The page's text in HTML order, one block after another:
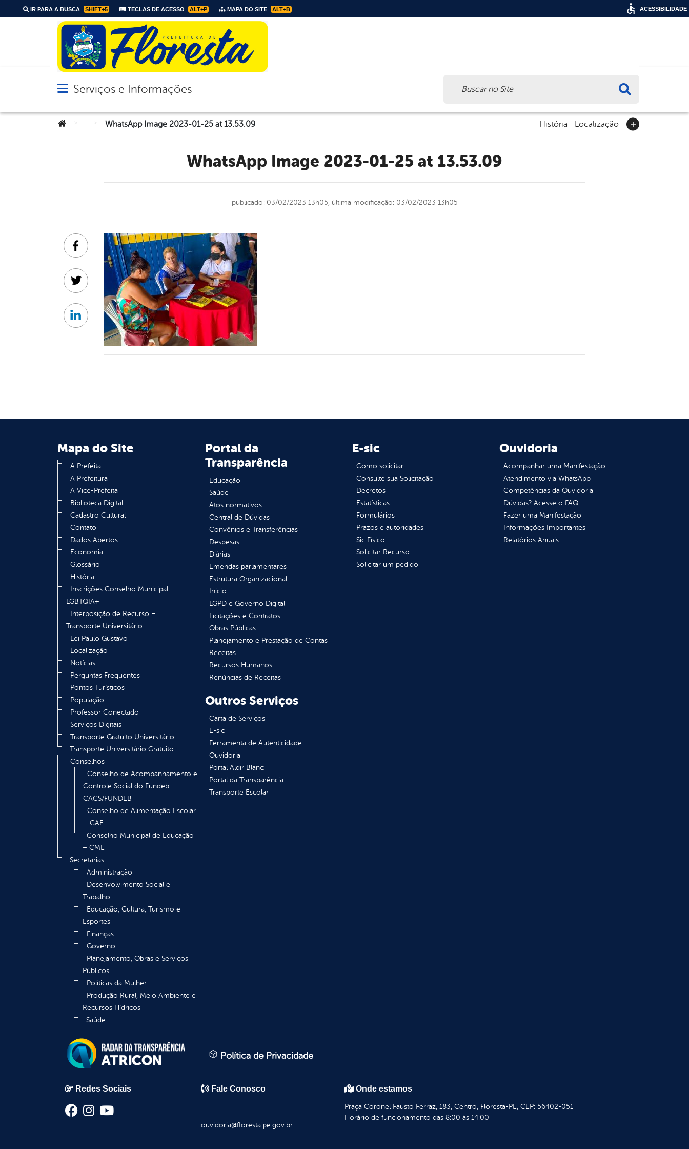
IR PARA A BUSCA SHIFT+5 TECLAS DE ACESSO ALT+P MAPA DO SITE ALT+B
Abrir menu principal de navegação
Serviços e Informações
Você está aqui:WhatsApp Image 2023-01-25 at 13.53.09 História Localização
WhatsApp Image 2023-01-25 at 13.53.09
publicado: 03/02/2023 13h05, última modificação: 03/02/2023 13h05
Facebook
Twitter
Linkedin
Mapa do Site
A Prefeita
A Prefeitura
A Vice-Prefeita
Biblioteca Digital
Cadastro Cultural
Contato
Dados Abertos
Economia
Glossário
História
Inscrições Conselho Municipal
LGBTQIA+
Interposição de Recurso –
Transporte Universitário
Lei Paulo Gustavo
Localização
Notícias
Perguntas Frequentes
Pontos Turísticos
População
Professor Conectado
Serviços Digitais
Transporte Gratuito Universitário
Transporte Universitário Gratuito
Conselhos
Conselho de Acompanhamento e
Controle Social do Fundeb –
CACS/FUNDEB
Conselho de Alimentação Escolar
– CAE
Conselho Municipal de Educação
– CME
Secretarias
Administração
Desenvolvimento Social e
Trabalho
Educação, Cultura, Turismo e
Esportes
Finanças
Governo
Planejamento, Obras e Serviços
Públicos
Políticas da Mulher
Produção Rural, Meio Ambiente e
Recursos Hídricos
Saúde
Portal da
Transparência
Educação
Saúde
Atos normativos
Central de Dúvidas
Convênios e Transferências
Despesas
Diárias
Emendas parlamentares
Estrutura Organizacional
Inicio
LGPD e Governo Digital
Licitações e Contratos
Obras Públicas
Planejamento e Prestação de Contas
Receitas
Recursos Humanos
Renúncias de Receitas
E-sic
Como solicitar
Consulte sua Solicitação
Decretos
Estatísticas
Formulários
Prazos e autoridades
Sic Físico
Solicitar Recurso
Solicitar um pedido
Ouvidoria
Acompanhar uma Manifestação
Atendimento via WhatsApp
Competências da Ouvidoria
Dúvidas? Acesse o FAQ
Fazer uma Manifestação
Informações Importantes
Relatórios Anuais
Outros Serviços
Carta de Serviços
E-sic
Ferramenta de Autenticidade
Ouvidoria
Portal Aldir Blanc
Portal da Transparência
Transporte Escolar
Política de Privacidade
Redes Sociais Fale Conosco
ouvidoria@floresta.pe.gov.br
Onde estamos
Praça Coronel Fausto Ferraz, 183, Centro, Floresta-PE, CEP: 56402-051
Horário de funcionamento das 8:00 às 14:00
ACESSIBILIDADE